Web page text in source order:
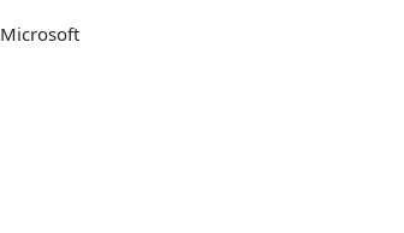
Microsoft بالكامل